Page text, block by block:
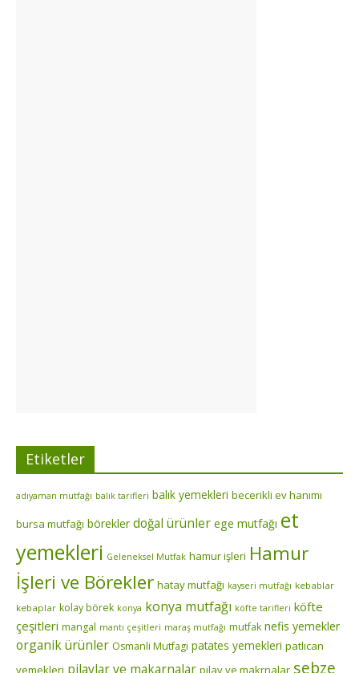
Etiketler
adıyaman mutfağı balık tarifleri balık yemekleri becerikli ev hanımı
bursa mutfağı börekler doğal ürünler ege mutfağı et
yemekleri Geleneksel Mutfak hamur işleri Hamur
İşleri ve Börekler hatay mutfağı kayseri mutfağı kebablar
kebaplar kolay börek konya konya mutfağı köfte tarifleri köfte
çeşitleri mangal mantı çeşitleri maraş mutfağı mutfak nefis yemekler
organik ürünler Osmanli Mutfagi patates yemekleri patlıcan
sebze